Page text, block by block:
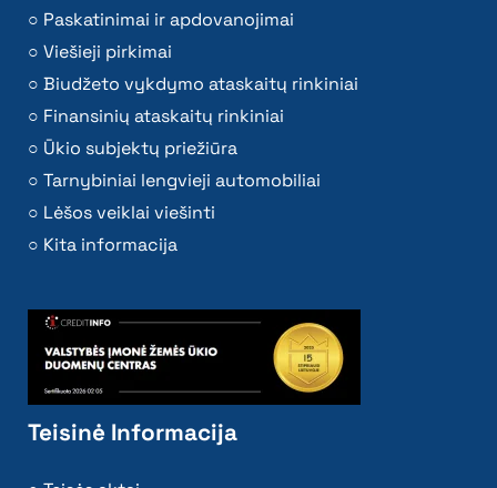
Paskatinimai ir apdovanojimai
Viešieji pirkimai
Biudžeto vykdymo ataskaitų rinkiniai
Finansinių ataskaitų rinkiniai
Ūkio subjektų priežiūra
Tarnybiniai lengvieji automobiliai
Lėšos veiklai viešinti
Kita informacija
Teisinė Informacija